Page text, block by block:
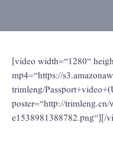
[video width=”1280”
mp4=”https://
trimleng/
poster=”http://
e1538981388782.png”][/